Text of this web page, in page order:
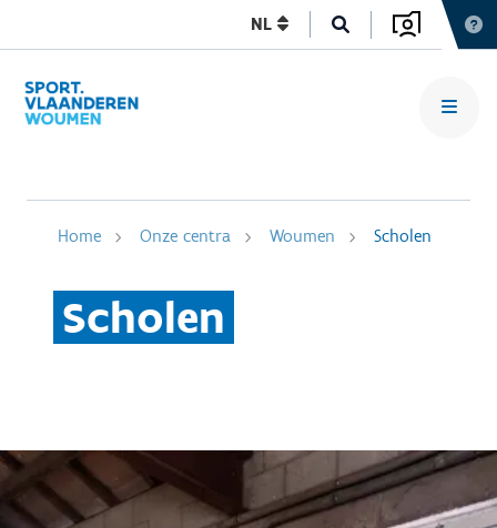
NL
Home Onze centra Woumen Scholen
Scholen